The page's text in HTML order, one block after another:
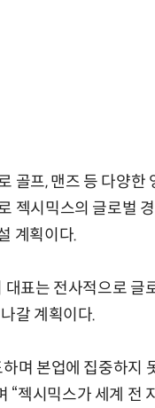
골프, 맨즈 등 다양
젝시믹스의 글로벌
계획이다.
표는 전사적으로 글
갈 계획이다.
며 본업에 집중하지
“젝시믹스가 세계 전